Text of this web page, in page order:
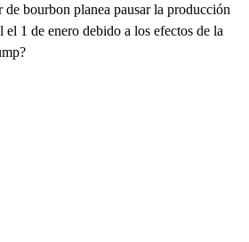
bourbon planea pausar la producción
1 de enero debido a los efectos de la